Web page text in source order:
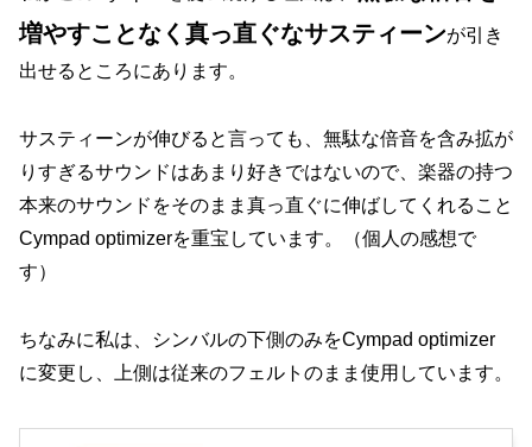
増やすことなく真っ直ぐなサスティーンが引き
出せるところにあります。
サスティーンが伸びると言っても、無駄な倍音を含み拡が
りすぎるサウンドはあまり好きではないので、楽器の持つ
本来のサウンドをそのまま真っ直ぐに伸ばしてくれること
Cympad optimizerを重宝しています。（個人の感想で
す）
ちなみに私は、シンバルの下側のみをCympad optimizer
に変更し、上側は従来のフェルトのまま使用しています。